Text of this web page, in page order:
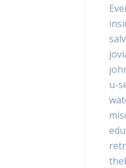
u-